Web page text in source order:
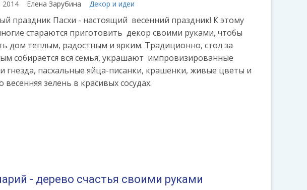
Елена Зарубина Декор и идеи
праздник Пасхи - настоящий весенний праздник! К этому
стараются приготовить декор своими руками, чтобы
дом теплым, радостным и ярким. Традиционно, стол за
собирается вся семья, украшают импровизированные
гнезда, пасхальные яйца-писанки, крашенки, живые цветы и
весенняя зелень в красивых сосудах.
- дерево счастья своими руками